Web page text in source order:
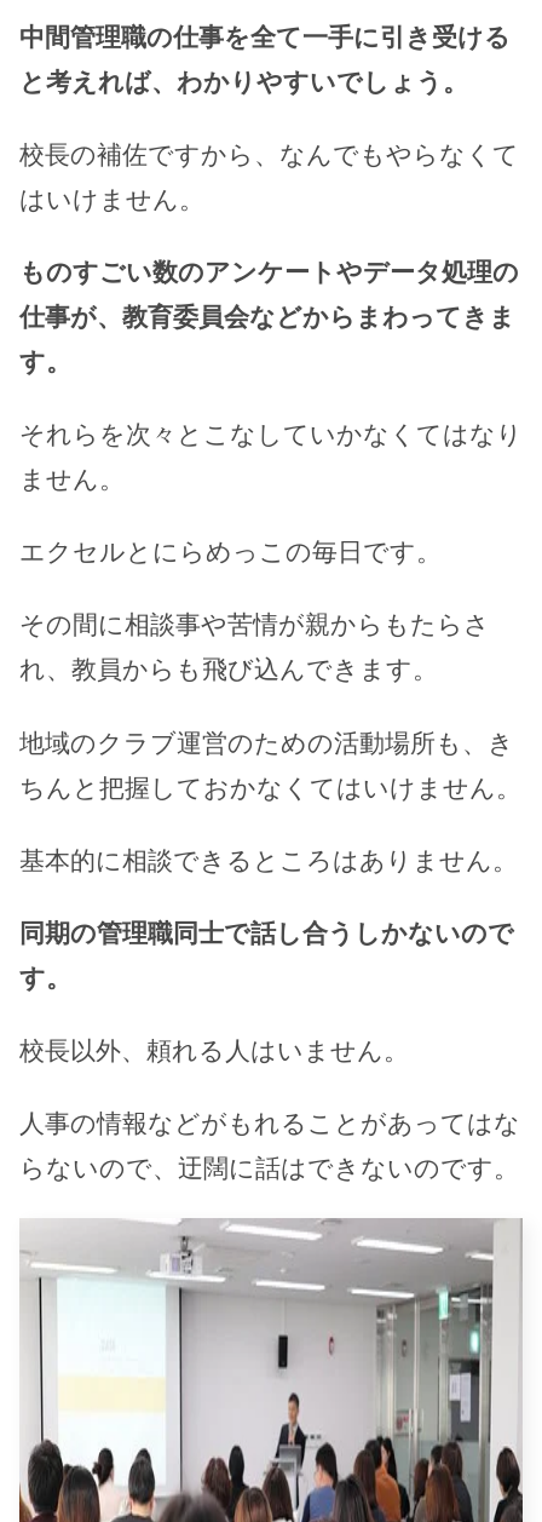
中間管理職の仕事を全て一手に引き受ける
と考えれば、わかりやすいでしょう。
校長の補佐ですから、なんでもやらなくて
はいけません。
ものすごい数のアンケートやデータ処理の
仕事が、教育委員会などからまわってきま
す。
それらを次々とこなしていかなくてはなり
ません。
エクセルとにらめっこの毎日です。
その間に相談事や苦情が親からもたらさ
れ、教員からも飛び込んできます。
地域のクラブ運営のための活動場所も、き
ちんと把握しておかなくてはいけません。
基本的に相談できるところはありません。
同期の管理職同士で話し合うしかないので
す。
校長以外、頼れる人はいません。
人事の情報などがもれることがあってはな
らないので、迂闊に話はできないのです。